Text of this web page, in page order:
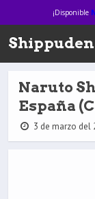
¡Disponible
Naruto
España
3 de marzo del